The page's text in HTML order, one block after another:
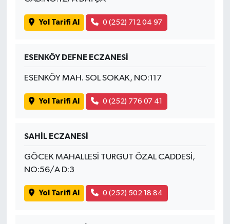
Yol Tarifi Al 0 (252) 712 04 97
ESENKÖY DEFNE ECZANESİ
ESENKÖY MAH. SOL SOKAK, NO:117
Yol Tarifi Al 0 (252) 776 07 41
SAHİL ECZANESİ
GÖCEK MAHALLESİ TURGUT ÖZAL CADDESİ,
NO:56/A D:3
Yol Tarifi Al 0 (252) 502 18 84